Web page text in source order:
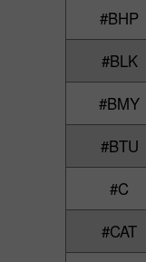
#BHP
#BLK
#BMY
#BTU
#C
#CAT